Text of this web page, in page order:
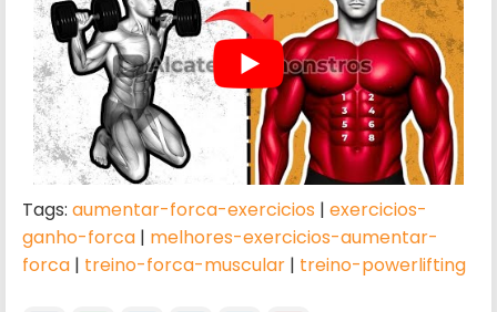
Tags: aumentar-forca-exercicios | exercicios-
ganho-forca | melhores-exercicios-aumentar-
forca | treino-forca-muscular | treino-powerlifting